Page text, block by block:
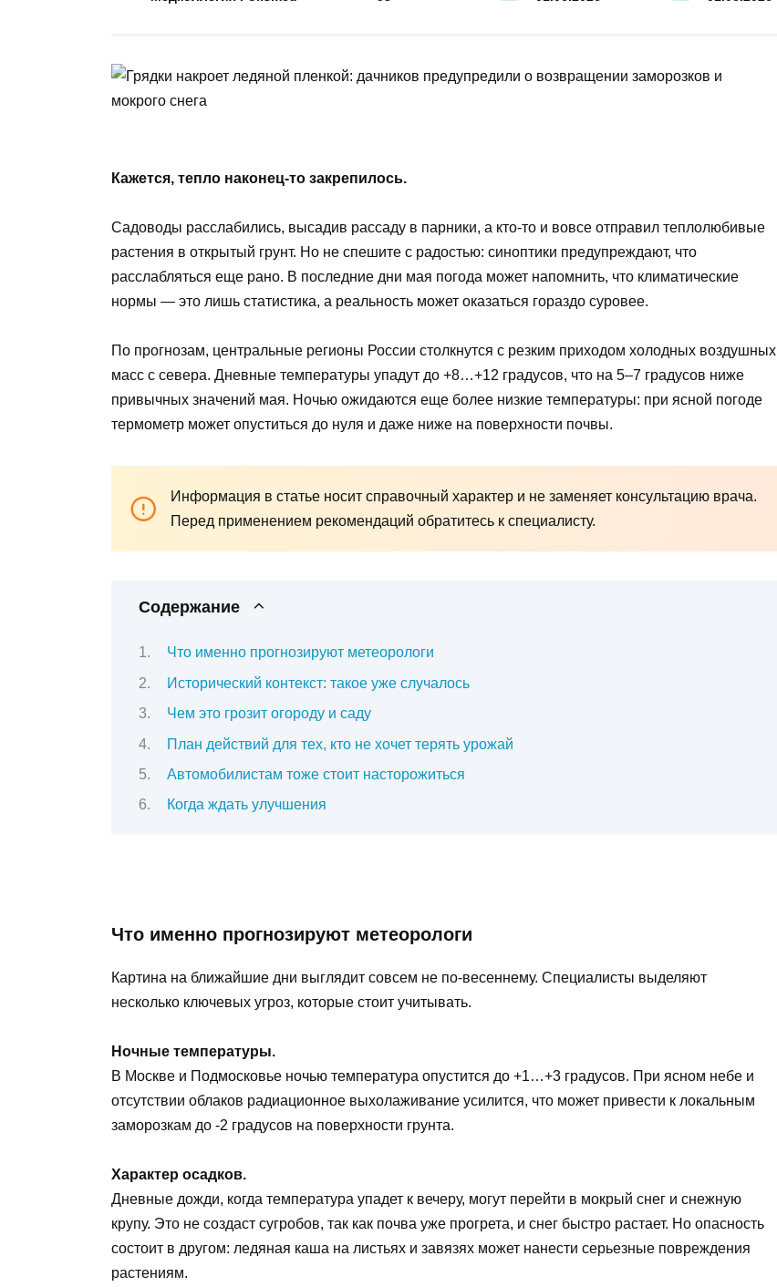
Кажется, тепло наконец-то закрепилось.
Садоводы расслабились, высадив рассаду в парники, а кто-то и вовсе отправил теплолюбивые
растения в открытый грунт. Но не спешите с радостью: синоптики предупреждают, что
расслабляться еще рано. В последние дни мая погода может напомнить, что климатические
нормы — это лишь статистика, а реальность может оказаться гораздо суровее.
По прогнозам, центральные регионы России столкнутся с резким приходом холодных воздушных
масс с севера. Дневные температуры упадут до +8…+12 градусов, что на 5–7 градусов ниже
привычных значений мая. Ночью ожидаются еще более низкие температуры: при ясной погоде
термометр может опуститься до нуля и даже ниже на поверхности почвы.
Информация в статье носит справочный характер и не заменяет консультацию врача.
Перед применением рекомендаций обратитесь к специалисту.
Содержание
Что именно прогнозируют метеорологи
Исторический контекст: такое уже случалось
Чем это грозит огороду и саду
План действий для тех, кто не хочет терять урожай
Автомобилистам тоже стоит насторожиться
Когда ждать улучшения
Что именно прогнозируют метеорологи
Картина на ближайшие дни выглядит совсем не по-весеннему. Специалисты выделяют
несколько ключевых угроз, которые стоит учитывать.
Ночные температуры.
В Москве и Подмосковье ночью температура опустится до +1…+3 градусов. При ясном небе и
отсутствии облаков радиационное выхолаживание усилится, что может привести к локальным
заморозкам до -2 градусов на поверхности грунта.
Характер осадков.
Дневные дожди, когда температура упадет к вечеру, могут перейти в мокрый снег и снежную
крупу. Это не создаст сугробов, так как почва уже прогрета, и снег быстро растает. Но опасность
состоит в другом: ледяная каша на листьях и завязях может нанести серьезные повреждения
растениям.